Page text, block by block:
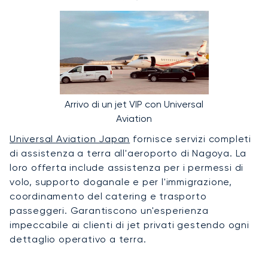
Arrivo di un jet VIP con Universal
Aviation
Universal Aviation Japan fornisce servizi completi
di assistenza a terra all'aeroporto di Nagoya. La
loro offerta include assistenza per i permessi di
volo, supporto doganale e per l'immigrazione,
coordinamento del catering e trasporto
passeggeri. Garantiscono un'esperienza
impeccabile ai clienti di jet privati gestendo ogni
dettaglio operativo a terra.